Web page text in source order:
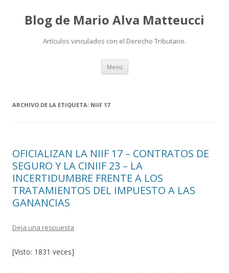
Blog de Mario Alva Matteucci
Artículos vinculados con el Derecho Tributario.
Menú Ir
contenido
ARCHIVO DE LA ETIQUETA: NIIF 17
OFICIALIZAN LA NIIF 17 – CONTRATOS DE
SEGURO Y LA CINIIF 23 – LA
INCERTIDUMBRE FRENTE A LOS
TRATAMIENTOS DEL IMPUESTO A LAS
GANANCIAS
Deja una respuesta
[Visto: 1831 veces]